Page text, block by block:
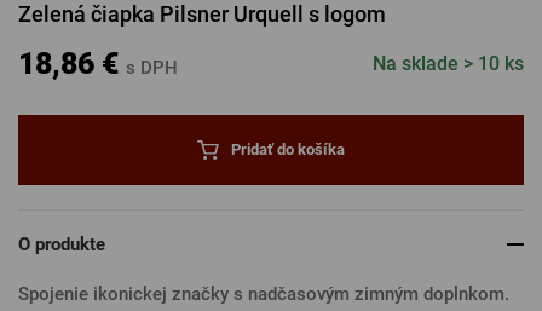
PRIHLÁSIŤ SA CEZ SEZNAM
Zelená čiapka Pilsner Urquell s logom
18,86 € s DPH Na sklade > 10 ks
Pridať do košíka
O produkte
Spojenie ikonickej značky s nadčasovým zimným doplnkom.